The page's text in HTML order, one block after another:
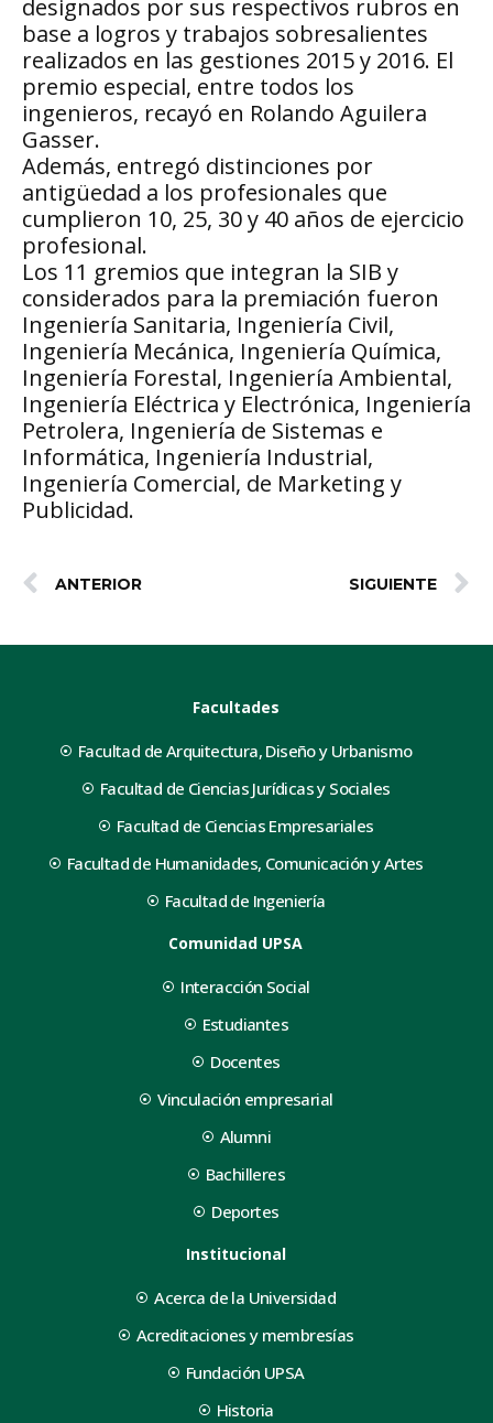
designados por sus respectivos rubros en
base a logros y trabajos sobresalientes
realizados en las gestiones 2015 y 2016. El
premio especial, entre todos los
ingenieros, recayó en Rolando Aguilera
Gasser.
Además, entregó distinciones por
antigüedad a los profesionales que
cumplieron 10, 25, 30 y 40 años de ejercicio
profesional.
Los 11 gremios que integran la SIB y
considerados para la premiación fueron
Ingeniería Sanitaria, Ingeniería Civil,
Ingeniería Mecánica, Ingeniería Química,
Ingeniería Forestal, Ingeniería Ambiental,
Ingeniería Eléctrica y Electrónica, Ingeniería
Petrolera, Ingeniería de Sistemas e
Informática, Ingeniería Industrial,
Ingeniería Comercial, de Marketing y
Publicidad.
ANTERIOR SIGUIENTE
Facultades
Facultad de Arquitectura, Diseño y Urbanismo
Facultad de Ciencias Jurídicas y Sociales
Facultad de Ciencias Empresariales
Facultad de Humanidades, Comunicación y Artes
Facultad de Ingeniería
Comunidad UPSA
Interacción Social
Estudiantes
Docentes
Vinculación empresarial
Alumni
Bachilleres
Deportes
Institucional
Acerca de la Universidad
Acreditaciones y membresías
Fundación UPSA
Historia